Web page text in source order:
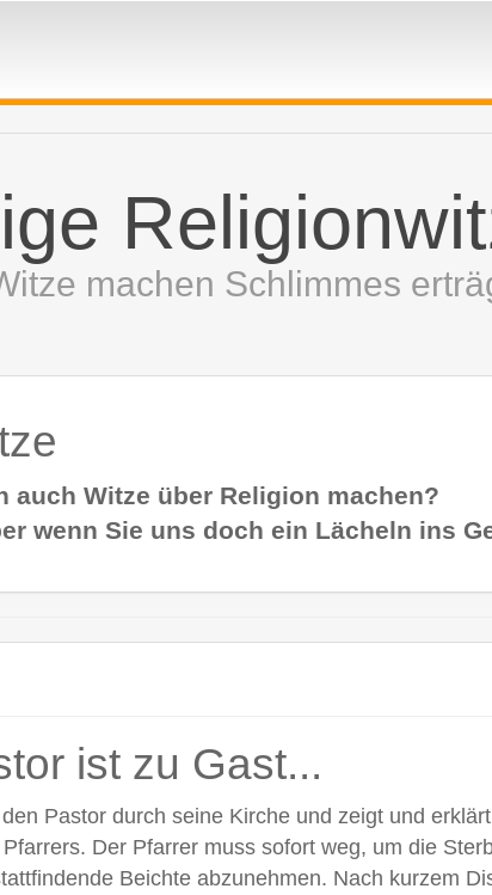
machen Schlimmes
auch Witze über Religion machen?
wenn Sie uns doch ein Lächeln ins
ist zu Gast...
Pastor durch seine Kirche und zeigt und
Der Pfarrer muss sofort weg, um die
Beichte abzunehmen. Nach kurzem